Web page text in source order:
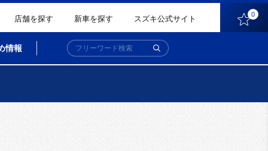
店舗を探す 新車を探す スズキ公式サイト 0
情報